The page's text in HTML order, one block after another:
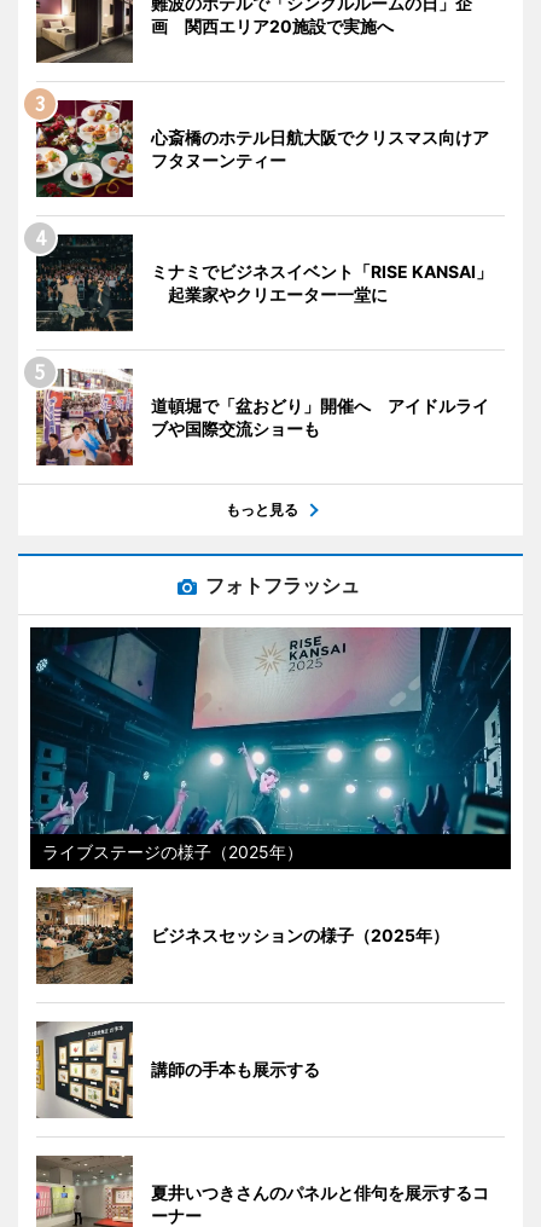
画 関西エリア20施設で実施へ
心斎橋のホテル日航大阪でクリスマス向けア
フタヌーンティー
ミナミでビジネスイベント「RISE KANSAI」
起業家やクリエーター一堂に
道頓堀で「盆おどり」開催へ アイドルライ
ブや国際交流ショーも
もっと見る
フォトフラッシュ
ライブステージの様子（2025年）
ビジネスセッションの様子（2025年）
講師の手本も展示する
夏井いつきさんのパネルと俳句を展示するコ
ーナー